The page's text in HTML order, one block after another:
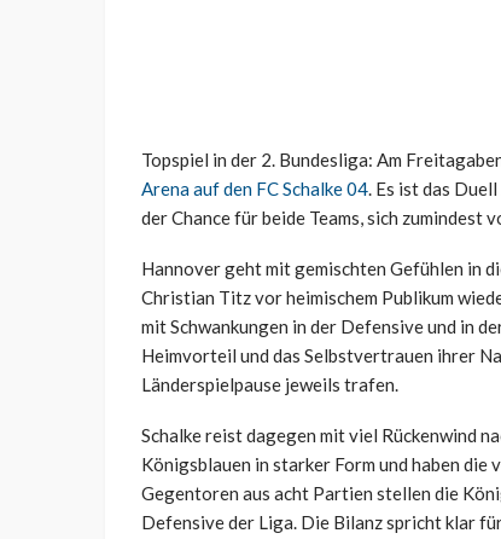
Topspiel in der 2. Bundesliga: Am
Arena auf den FC Schalke 04. Es ist das
der Chance für beide Teams, sich zumindest
Hannover geht mit gemischten Gefühlen in
Christian Titz vor heimischem Publikum
mit Schwankungen in der Defensive und in
Heimvorteil und das Selbstvertrauen ihrer
Länderspielpause jeweils trafen.
Schalke reist dagegen mit viel Rückenwind
Königsblauen in starker Form und haben
Gegentoren aus acht Partien stellen die
Defensive der Liga. Die Bilanz spricht klar